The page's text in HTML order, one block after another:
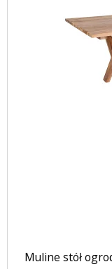
Muline stół